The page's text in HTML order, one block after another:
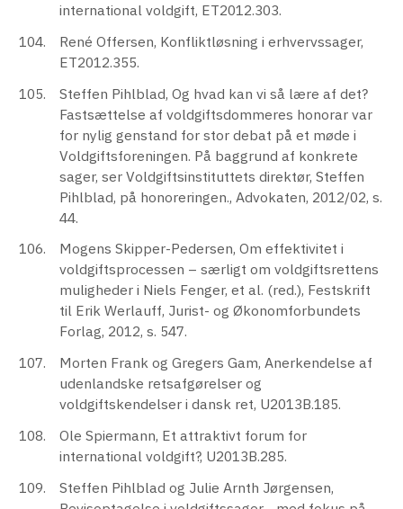
international voldgift, ET2012.303.
René Offersen, Konfliktløsning i erhvervssager,
ET2012.355.
Steffen Pihlblad, Og hvad kan vi så lære af det?
Fastsættelse af voldgiftsdommeres honorar var
for nylig genstand for stor debat på et møde i
Voldgiftsforeningen. På baggrund af konkrete
sager, ser Voldgiftsinstituttets direktør, Steffen
Pihlblad, på honoreringen., Advokaten, 2012/02, s.
44.
Mogens Skipper-Pedersen, Om effektivitet i
voldgiftsprocessen – særligt om voldgiftsrettens
muligheder i Niels Fenger, et al. (red.), Festskrift
til Erik Werlauff, Jurist- og Økonomforbundets
Forlag, 2012, s. 547.
Morten Frank og Gregers Gam, Anerkendelse af
udenlandske retsafgørelser og
voldgiftskendelser i dansk ret, U2013B.185.
Ole Spiermann, Et attraktivt forum for
international voldgift?, U2013B.285.
Steffen Pihlblad og Julie Arnth Jørgensen,